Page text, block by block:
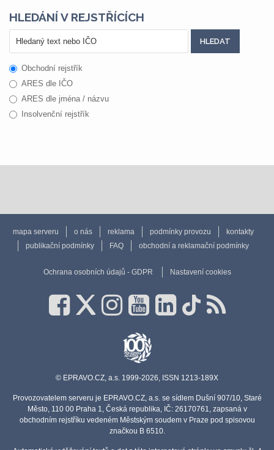
HLEDÁNÍ V REJSTŘÍCÍCH
Obchodní rejstřík
ARES dle IČO
ARES dle jména / názvu
Insolvenční rejstřík
mapa serveru o nás reklama podmínky provozu
kontakty
publikační podmínky
FAQ obchodní a reklamační podmínky
Ochrana osobních údajů - GDPR Nastavení cookies
© EPRAVO.CZ, a.s. 1999-2026, ISSN 1213-189X
Provozovatelem serveru je EPRAVO.CZ, a.s. se sídlem Dušní 907/10, Staré
Město, 110 00 Praha 1, Česká republika, IČ: 26170761, zapsaná v
obchodním rejstříku vedeném Městským soudem v Praze pod spisovou
značkou B 6510.